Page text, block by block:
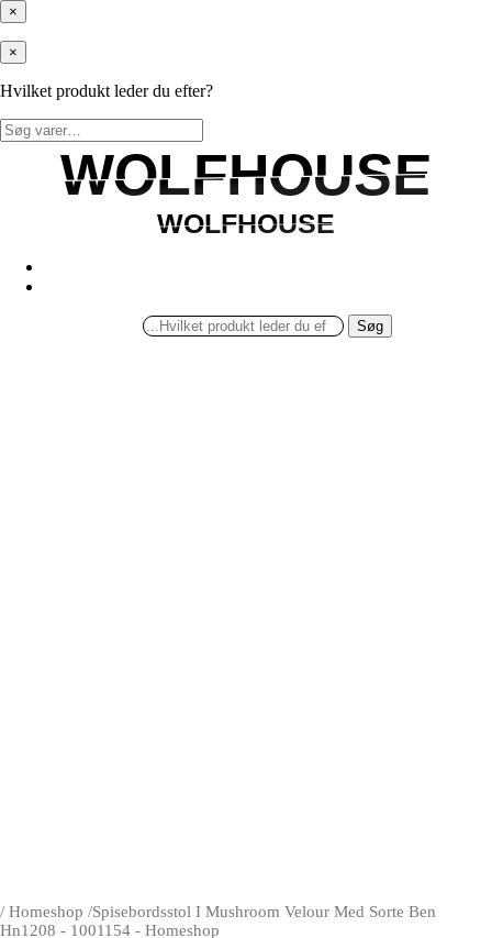
×
×
Hvilket produkt leder du efter?
Søg
efter:
WOLFHOUSE
WOLFHOUSE
WOLFHOUSE
WOLFHOUSE
Søg
/ Homeshop /Spisebordsstol I Mushroom Velour Med Sorte Ben
Hn1208 - 1001154 - Homeshop